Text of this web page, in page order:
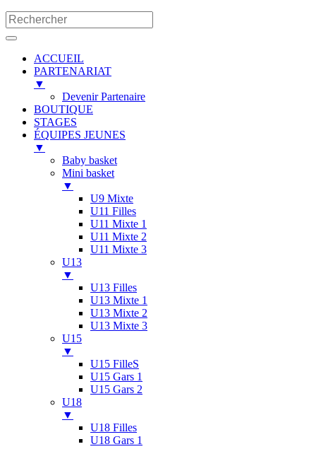
ACCUEIL
PARTENARIAT
▼
Devenir Partenaire
BOUTIQUE
STAGES
ÉQUIPES JEUNES
▼
Baby basket
Mini basket
▼
U9 Mixte
U11 Filles
U11 Mixte 1
U11 Mixte 2
U11 Mixte 3
U13
▼
U13 Filles
U13 Mixte 1
U13 Mixte 2
U13 Mixte 3
U15
▼
U15 FilleS
U15 Gars 1
U15 Gars 2
U18
▼
U18 Filles
U18 Gars 1